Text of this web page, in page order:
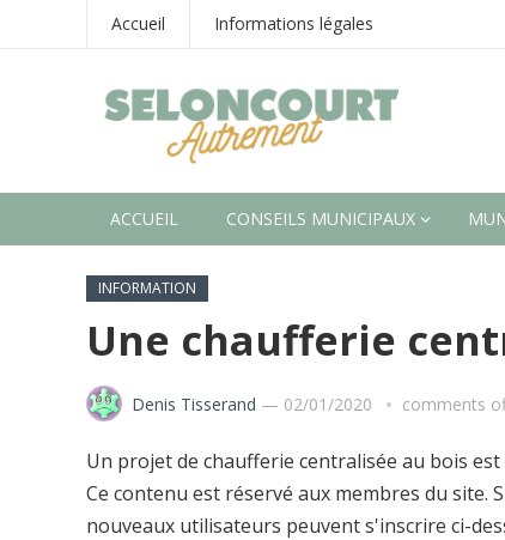
Accueil Informations légales
ACCUEIL CONSEILS MUNICIPAUX
INFORMATION
Une chaufferie
Denis Tisserand — 02/01/2020 comments
Un projet de chaufferie centralisée au bois
Ce contenu est réservé aux membres du site.
nouveaux utilisateurs peuvent s'inscrire ci-